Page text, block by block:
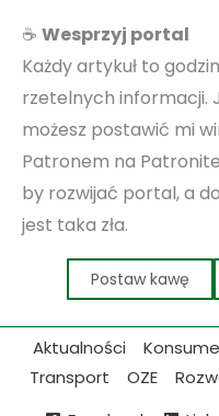
☕ Wesprzyj portal
Każdy artykuł to
rzetelnych informacji.
możesz postawić mi
Patronem na
by rozwijać portal, a
jest taka zła.
Postaw kawę
Aktualności
Transport
OZE